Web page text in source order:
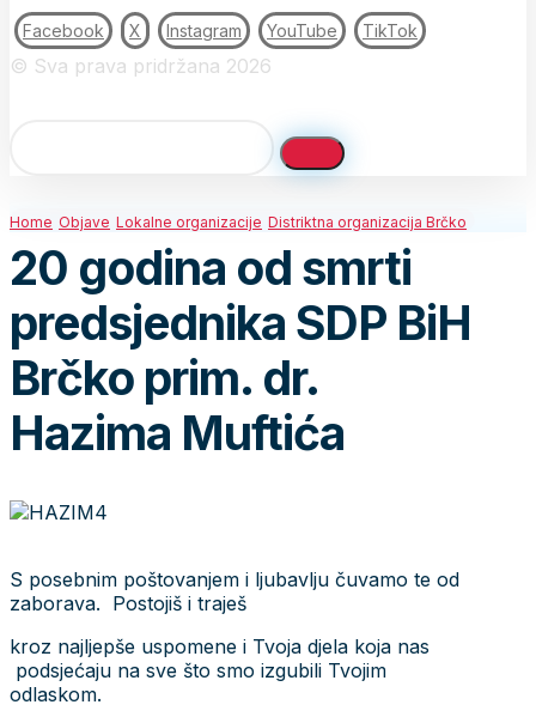
Facebook X Instagram YouTube TikTok
© Sva prava pridržana 2026
Home Objave Lokalne organizacije Distriktna organizacija Brčko
20 godina od smrti
predsjednika SDP BiH
Brčko prim. dr.
Hazima Muftića
S posebnim poštovanjem i ljubavlju čuvamo te od
zaborava. Postojiš i traješ
kroz najljepše uspomene i Tvoja djela koja nas
podsjećaju na sve što smo izgubili Tvojim
odlaskom.